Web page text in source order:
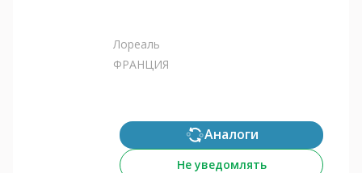
Лореаль
ФРАНЦИЯ
Аналоги
Не уведомлять